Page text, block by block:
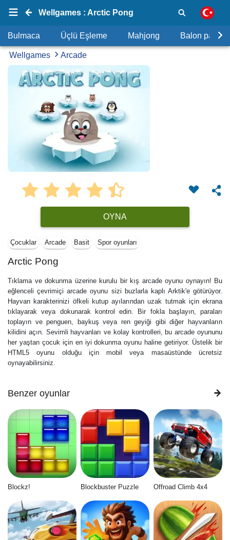
Wellgames : Arctic Pong
Bulmaca Üçlü Eşleme Mahjong Balon
Wellgames Arcade
OYNA
Çocuklar Arcade Basit Spor oyunları
Arctic Pong
Tıklama ve dokunma üzerine kurulu bir kış arcade oyunu oynayın! Bu
eğlenceli çevrimiçi arcade oyunu sizi buzlarla kaplı Arktik'e götürüyor.
Hayvan karakterinizi öfkeli kutup ayılarından uzak tutmak için ekrana
tıklayarak veya dokunarak kontrol edin. Bir fokla başlayın, paraları
toplayın ve penguen, baykuş veya ren geyiği gibi diğer hayvanların
kilidini açın. Sevimli hayvanları ve kolay kontrolleri, bu arcade oyununu
her yaştan çocuk için en iyi dokunma oyunu haline getiriyor. Üstelik bir
HTML5 oyunu olduğu için mobil veya masaüstünde ücretsiz
oynayabilirsiniz.
Benzer oyunlar
Blockz! Blockbuster Puzzle Offroad Climb 4x4